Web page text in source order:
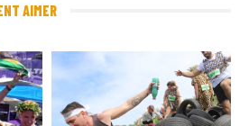
AIMER